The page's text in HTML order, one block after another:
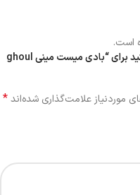
است.
اولین نفری باشید که دیدگاهی را ارسال می کنید برای “بادی میست مینی ghoul
موردنیاز علامت‌گذاری شده‌اند*